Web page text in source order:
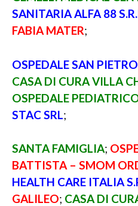
SANITARIA ALFA 88
FABIA MATER;
OSPEDALE SAN
CASA DI CURA VILLA
OSPEDALE
STAC SRL;
SANTA FAMIGLIA;
BATTISTA – SMOM
HEALTH CARE ITALIA
GALILEO; CASA DI